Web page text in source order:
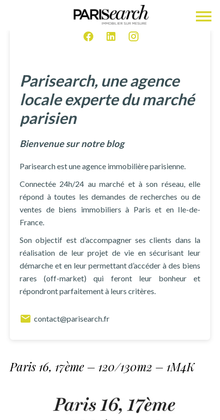
Paris 16, 17ème – 120/130m2 – 1M4K
Parisearch, une agence
locale experte du marché
parisien
Bienvenue sur notre blog
Parisearch est une agence immobilière parisienne.
Connectée 24h/24 au marché et à son réseau, elle
répond à toutes les demandes de recherches ou de
ventes de biens immobiliers à Paris et en Ile-de-
France.
Son objectif est d’accompagner ses clients dans la
réalisation de leur projet de vie en sécurisant leur
démarche et en leur permettant d’accéder à des biens
rares (off-market) qui feront leur bonheur et
répondront parfaitement à leurs critères.
contact@parisearch.fr